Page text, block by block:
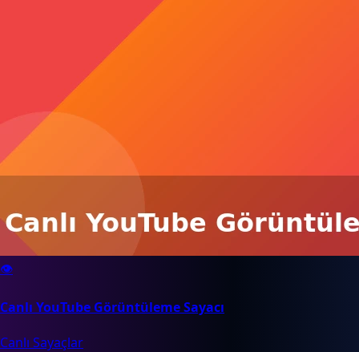
👁️
Canlı YouTube Görüntüleme Sayacı
Canlı Sayaçlar